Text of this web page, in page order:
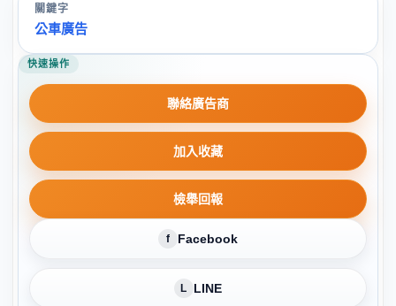
關鍵字
公車廣告
快速操作
聯絡廣告商
加入收藏
檢舉回報
f Facebook
L LINE